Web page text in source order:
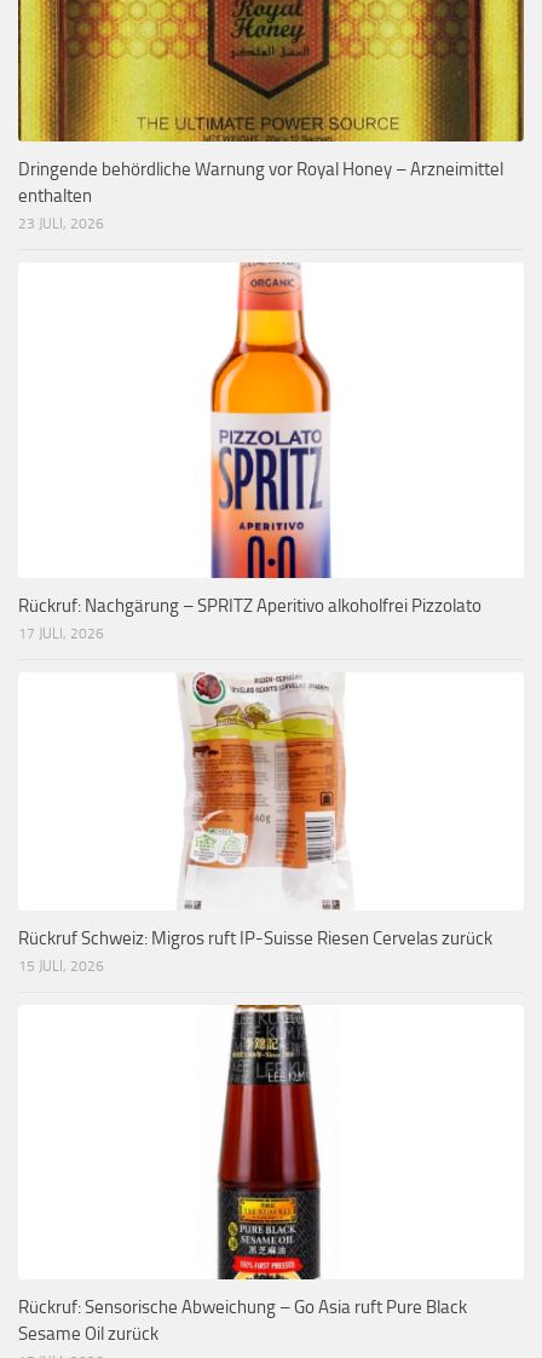
Dringende behördliche Warnung vor Royal Honey – Arzneimittel
enthalten
23 JULI, 2026
Rückruf: Nachgärung – SPRITZ Aperitivo alkoholfrei Pizzolato
17 JULI, 2026
Rückruf Schweiz: Migros ruft IP-Suisse Riesen Cervelas zurück
15 JULI, 2026
Rückruf: Sensorische Abweichung – Go Asia ruft Pure Black
Sesame Oil zurück